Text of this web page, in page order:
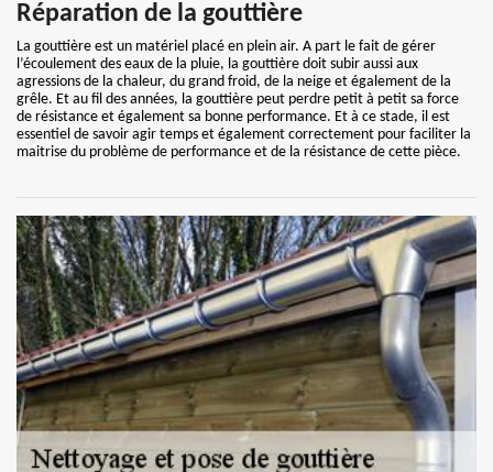
Réparation de la gouttière
La gouttière est un matériel placé en plein air. A part le fait de gérer
l’écoulement des eaux de la pluie, la gouttière doit subir aussi aux
agressions de la chaleur, du grand froid, de la neige et également de la
grêle. Et au fil des années, la gouttière peut perdre petit à petit sa force
de résistance et également sa bonne performance. Et à ce stade, il est
essentiel de savoir agir temps et également correctement pour faciliter la
maitrise du problème de performance et de la résistance de cette pièce.